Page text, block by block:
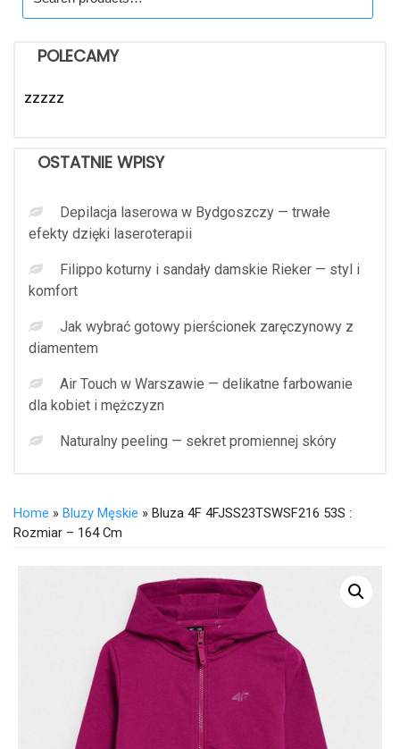
for:
POLECAMY
zzzzz
OSTATNIE WPISY
Depilacja laserowa w Bydgoszczy — trwałe
efekty dzięki laseroterapii
Filippo koturny i sandały damskie Rieker — styl i
komfort
Jak wybrać gotowy pierścionek zaręczynowy z
diamentem
Air Touch w Warszawie — delikatne farbowanie
dla kobiet i mężczyzn
Naturalny peeling — sekret promiennej skóry
Home » Bluzy Męskie » Bluza 4F 4FJSS23TSWSF216 53S :
Rozmiar – 164 Cm